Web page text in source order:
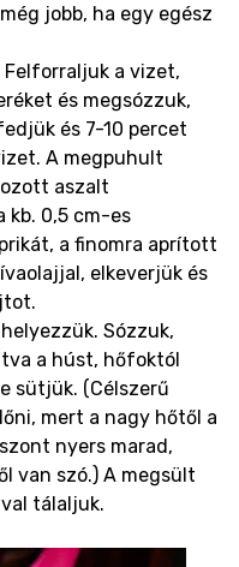
jobb, ha egy egész
a vizet,
és megsózzuk,
és 7-10 percet
A megpuhult
aszalt
kb. 0,5 cm-es
a finomra aprított
elkeverjük és
Sózzuk,
a húst, hőfoktól
sütjük. (Célszerű
mert a nagy hőtől a
nyers marad,
van szó.) A megsült
tálaljuk.